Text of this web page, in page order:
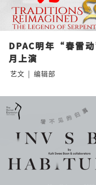
DPAC明年“春雷
月上演
艺文 | 编辑部